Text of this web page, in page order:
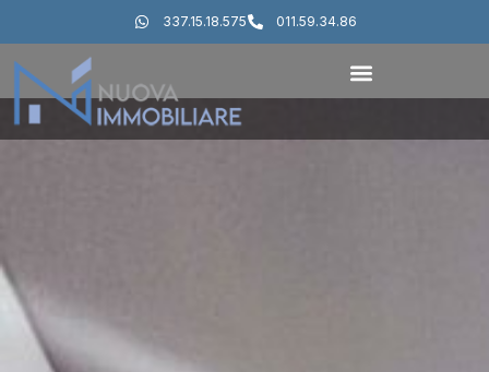
337.15.18.575 011.59.34.86